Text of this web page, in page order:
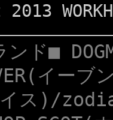
ド■
イーブ
ス)/